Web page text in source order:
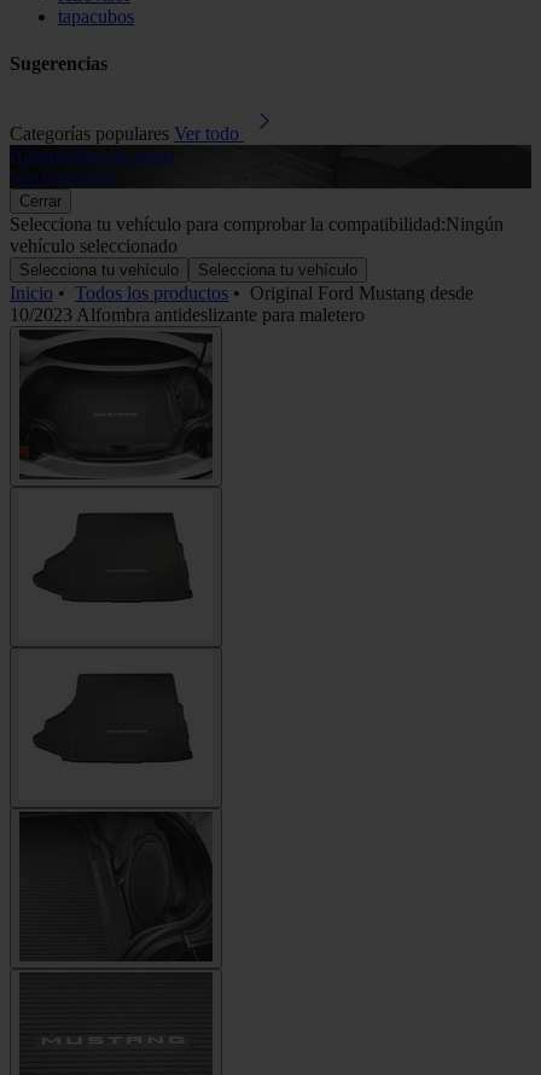
tapacubos
Sugerencias
Categorías populares Ver todo
Alfombrillas de goma
Ver productos
Cerrar
Selecciona tu vehículo para comprobar la compatibilidad:Ningún
vehículo seleccionado
Selecciona tu vehículo Selecciona tu vehículo
Inicio • Todos los productos • Original Ford Mustang desde
10/2023 Alfombra antideslizante para maletero